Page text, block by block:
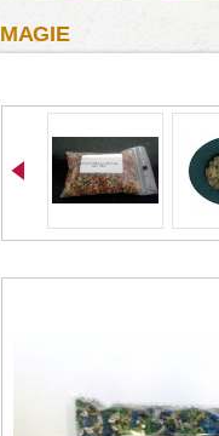
MAGIE